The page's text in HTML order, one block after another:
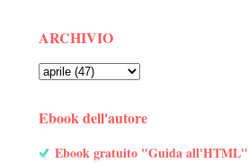
ARCHIVIO
Ebook dell'autore
Ebook gratuito "Guida all'HTML"